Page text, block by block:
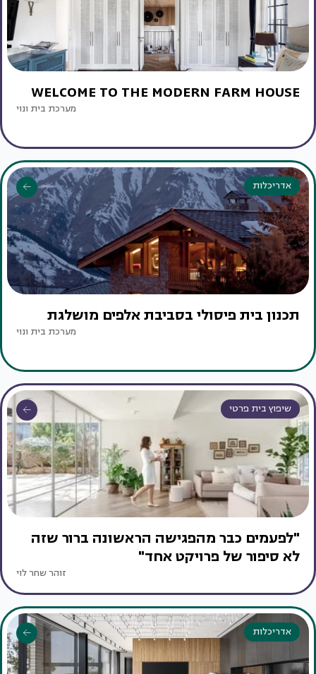
WELCOME TO THE MODERN FARM HOUSE
מערכת בית ונוי
אדריכלות
תכנון בית פיסולי בסביבת אלפים מושלגת
מערכת בית ונוי
שיפוץ בית פרטי
"לפעמים כבר מהפגישה הראשונה ברור שזה
לא סיפור של פרויקט אחד"
זוהר שחר לוי
אדריכלות